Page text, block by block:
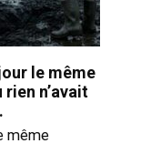
le même
n’avait
même